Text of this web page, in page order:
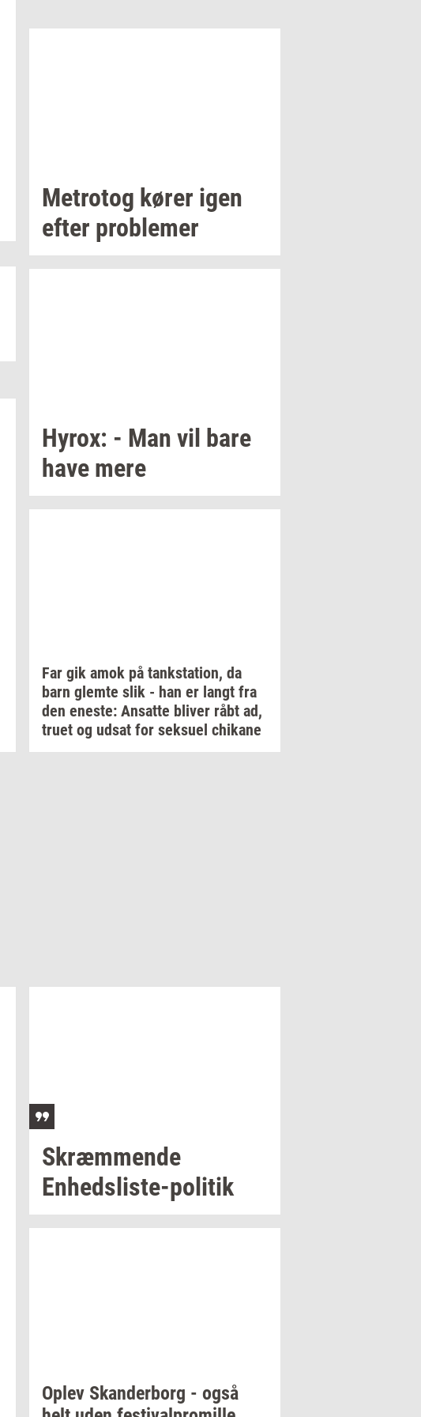
Me­tro­tog kører igen
efter pro­ble­mer
Hyrox: - Man vil bare
have mere
Far gik amok på tank­sta­tion, da
barn glem­te slik - han er langt fra
den ene­ste: An­sat­te bli­ver råbt ad,
truet og udsat for seksu­el chi­ka­ne
Skræm­men­de
Enhedsliste-​politik
Oplev Skan­der­borg - også